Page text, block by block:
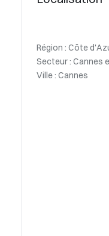
Région : Côte
Secteur : Cannes
Ville : Cannes